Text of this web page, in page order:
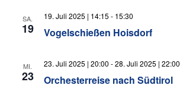
SA.
19 Vogelschießen Hoisdorf
19. Juli 2025 | 14:15 - 15:30
MI.
23 Orchesterreise nach Südtirol
23. Juli 2025 | 20:00 -28. Juli 2025 | 22:00